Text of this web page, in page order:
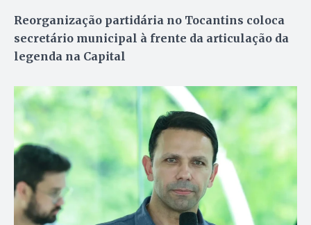
Reorganização partidária no Tocantins coloca
secretário municipal à frente da articulação da
legenda na Capital